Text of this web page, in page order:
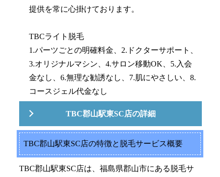
提供を常に心掛けております。
TBCライト脱毛
1.パーツごとの明確料金、2.ドクターサポート、
3.オリジナルマシン、4.サロン移動OK、5.入会
金なし、6.無理な勧誘なし、7.肌にやさしい、8.
コースジェル代金なし
TBC郡山駅東SC店の詳細
TBC郡山駅東SC店の特徴と脱毛サービス概要
TBC郡山駅東SC店は、福島県郡山市にある脱毛サ